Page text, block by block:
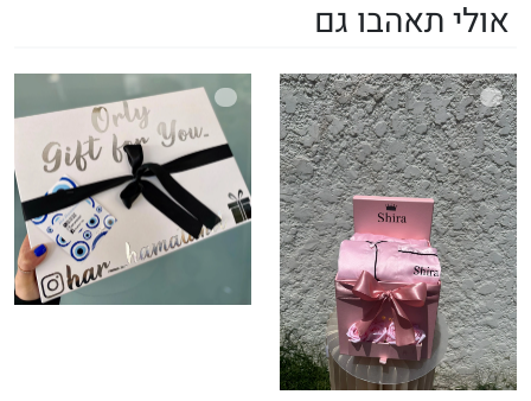
אולי תאהבו גם